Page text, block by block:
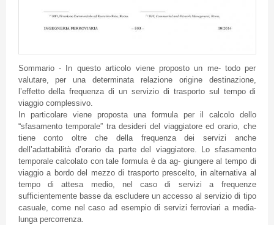
Sommario - In questo articolo viene proposto un me- todo per
valutare, per una determinata relazione origine destinazione,
l’effetto della frequenza di un servizio di trasporto sul tempo di
viaggio complessivo.
In particolare viene proposta una formula per il calcolo dello
“sfasamento temporale” tra desideri del viaggiatore ed orario, che
tiene conto oltre che della frequenza dei servizi anche
dell’adattabilità d’orario da parte del viaggiatore. Lo sfasamento
temporale calcolato con tale formula è da ag- giungere al tempo di
viaggio a bordo del mezzo di trasporto prescelto, in alternativa al
tempo di attesa medio, nel caso di servizi a frequenze
sufficientemente basse da escludere un accesso al servizio di tipo
casuale, come nel caso ad esempio di servizi ferroviari a media-
lunga percorrenza.